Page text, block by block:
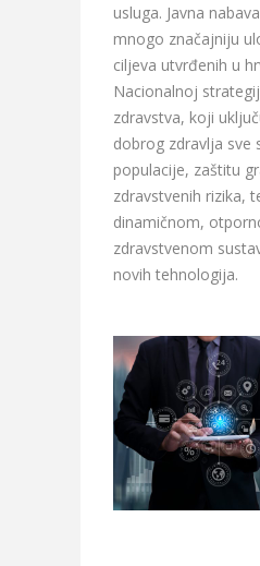
usluga. Javna
mnogo značajniju
ciljeva utvrđenih u
Nacionalnoj
zdravstva, koji
dobrog zdravlja sve
populacije, zaštitu
zdravstvenih rizika,
dinamičnom,
zdravstvenom
novih tehnologija.